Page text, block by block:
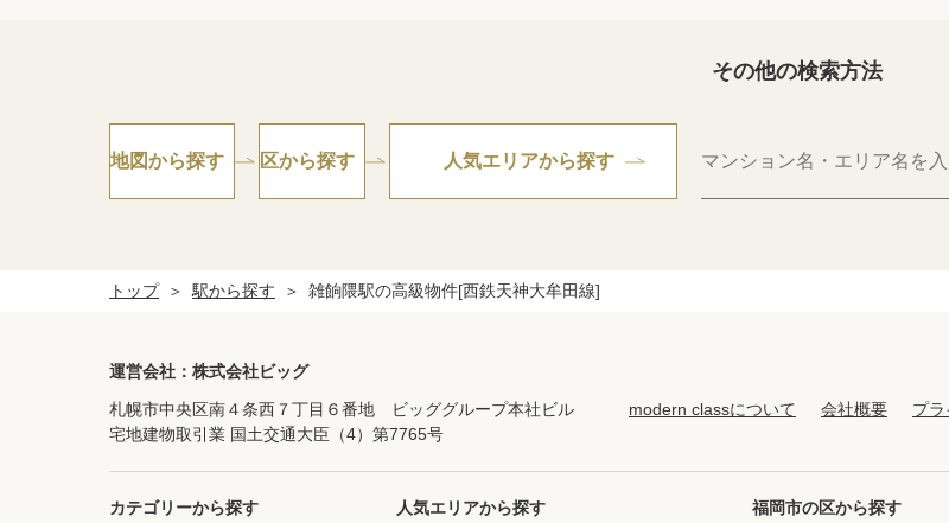
その他の検索方法
地図から探す 区から探す 人気エリアから探す
トップ 駅から探す 雑餉隈駅の高級物件[西鉄天神大牟田線]
運営会社：株式会社ビッグ
札幌市中央区南４条西７丁目６番地 ビッググループ本社ビル
宅地建物取引業 国土交通大臣（4）第7765号
modern classについて 会社概要 プ
カテゴリーから探す 人気エリアから探す 福岡市の区から探す